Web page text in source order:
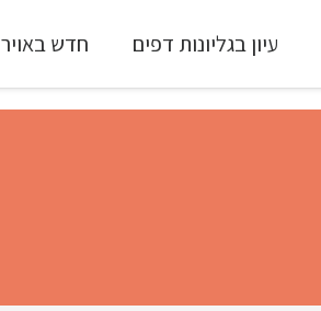
עיון בגליונות דפים חדש באויר